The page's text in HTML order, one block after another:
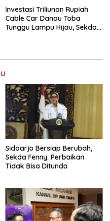
Investasi Triliunan Rupiah
Cable Car Danau Toba
Tunggu Lampu Hijau, Sekda
Sidoarjo Bersiap Berubah,
Sekda Fenny: Perbaikan
Tidak Bisa Ditunda